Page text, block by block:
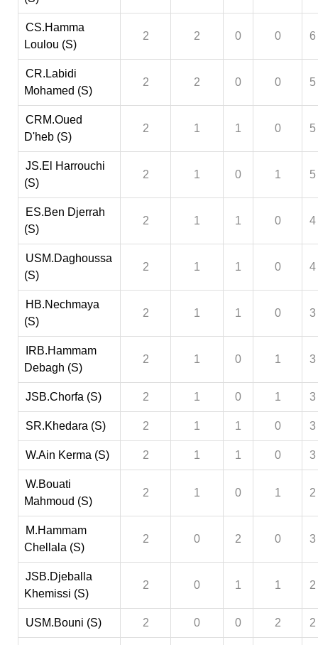
CS.Hamma
Loulou (S)
2 2 0 0 6
CR.Labidi
Mohamed (S)
2 2 0 0 5
CRM.Oued
D'heb (S)
2 1 1 0 5
JS.El Harrouchi
(S)
2 1 0 1 5
ES.Ben Djerrah
(S)
2 1 1 0 4
USM.Daghoussa
(S)
2 1 1 0 4
HB.Nechmaya
(S)
2 1 1 0 3
IRB.Hammam
Debagh (S)
2 1 0 1 3
JSB.Chorfa (S) 2 1 0 1 3
SR.Khedara (S) 2 1 1 0 3
W.Ain Kerma (S) 2 1 1 0 3
W.Bouati
Mahmoud (S)
2 1 0 1 2
M.Hammam
Chellala (S)
2 0 2 0 3
JSB.Djeballa
Khemissi (S)
2 0 1 1 2
USM.Bouni (S) 2 0 0 2 2